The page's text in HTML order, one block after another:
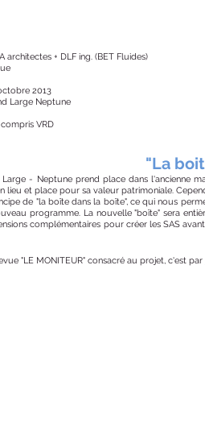
architectes + DLF ing. (BET Fluides)
2013
Large Neptune
compris VRD
"La
- Neptune prend place dans l'ancienne
lieu et place pour sa valeur patrimoniale.
de "la boîte dans la boîte", ce qui nous
programme. La nouvelle "boîte" sera
complémentaires pour créer les SAS
"LE MONITEUR" consacré au projet, c'est par